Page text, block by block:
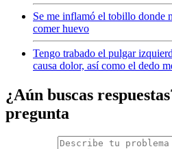
Se me inflamó el tobillo donde
comer huevo
Tengo trabado el pulgar
causa dolor, así como el dedo
¿Aún buscas
pregunta